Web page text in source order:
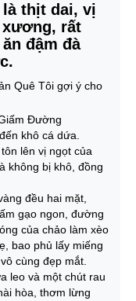
thịt dai, vị
rất
đậm đà
Quê Tôi gợi ý cho
Đường
khô cá dứa.
lên vị ngọt của
không bị khô, đồng
đều hai mặt,
gạo ngon, đường
của chảo làm xèo
bao phủ lấy miếng
cùng đẹp mắt.
leo và một chút rau
hòa, thơm lừng